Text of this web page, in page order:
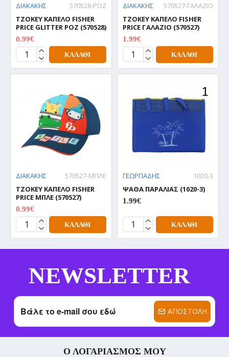
ΔΙΑΚΑΚΗΣ
570528-ΡΟΖ
ΤΖΟΚΕΥ ΚΑΠΕΛΟ FISHER
PRICE GLITTER ΡΟΖ (570528)
0.99€
ΚΑΛΆΘΙ
ΔΙΑΚΑΚΗΣ
570527-ΓΑΛΑΖΙΟ
ΤΖΟΚΕΥ ΚΑΠΕΛΟ FISHER
PRICE ΓΑΛΑΖΙΟ (570527)
1.99€
ΚΑΛΆΘΙ
ΔΙΑΚΑΚΗΣ
570527-ΜΠΛΕ
ΤΖΟΚΕΥ ΚΑΠΕΛΟ FISHER
PRICE ΜΠΛΕ (570527)
0.99€
ΚΑΛΆΘΙ
ΓΕΩΡΓΙΑΔΗΣ
1020-3
ΨΑΘΑ ΠΑΡΑΛΙΑΣ (1020-3)
1.99€
ΚΑΛΆΘΙ
NEWSLETTER
ΑΠΟΣΤΟΛΉ
Ο ΛΟΓΑΡΙΑΣΜΌΣ ΜΟΥ